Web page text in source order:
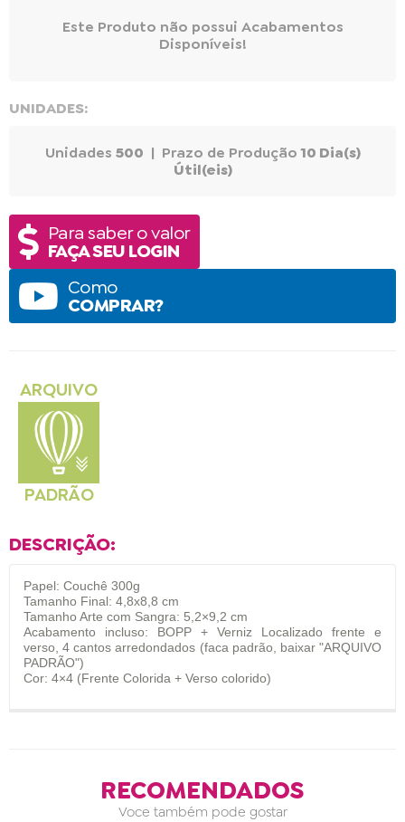
Este Produto não possui Acabamentos
Disponíveis!
UNIDADES:
Unidades 500 | Prazo de Produção10 Dia(s)
Útil(eis)
Para saber o valor
FAÇA SEU LOGIN
Como
COMPRAR?
ARQUIVO
PADRÃO
DESCRIÇÃO:
Papel: Couchê 300g
Tamanho Final: 4,8x8,8 cm
Tamanho Arte com Sangra: 5,2×9,2 cm
Acabamento incluso: BOPP + Verniz Localizado frente e
verso, 4 cantos arredondados (faca padrão, baixar "ARQUIVO
PADRÃO")
Cor: 4×4 (Frente Colorida + Verso colorido)
RECOMENDADOS
Voce também pode gostar